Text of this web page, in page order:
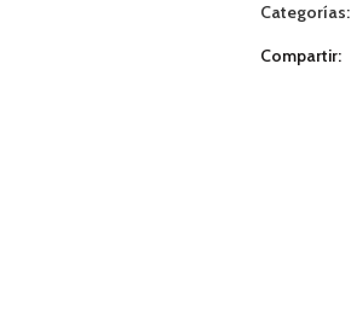
Categorías:
Compartir